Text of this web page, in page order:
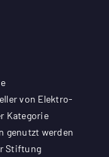
von Elektro-
Kategorie
genutzt werden
Stiftung